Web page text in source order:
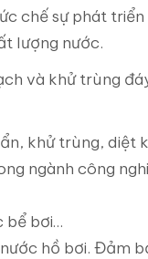
chế sự phát
lượng nước.
và khử trùng
khử trùng, diệt
ngành công
bể bơi…
hồ bơi. Đảm